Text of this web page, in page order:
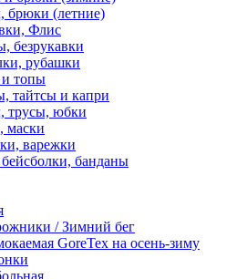
(летние)
Флис
безрукавки
рубашки
топы
тайтсы и капри
трусы, юбки
маски
варежки
банданы
/ Зимний бег
GoreTex на осень-зиму